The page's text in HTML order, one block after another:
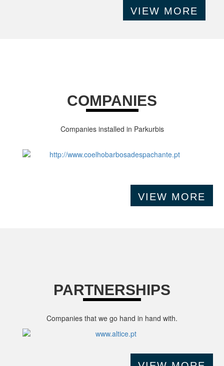
VIEW MORE
COMPANIES
Companies installed in Parkurbis
VIEW MORE
PARTNERSHIPS
Companies that we go hand in hand with.